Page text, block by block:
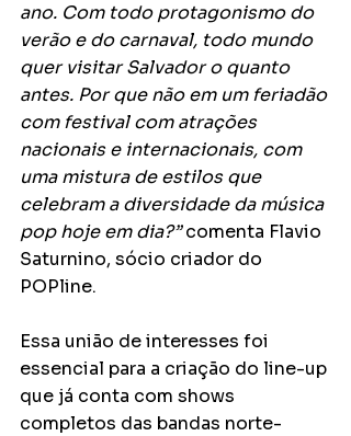
ano. Com todo protagonismo do
verão e do carnaval, todo mundo
quer visitar Salvador o quanto
antes. Por que não em um feriadão
com festival com atrações
nacionais e internacionais, com
uma mistura de estilos que
celebram a diversidade da música
pop hoje em dia?” comenta Flavio
Saturnino, sócio criador do
POPline.
Essa união de interesses foi
essencial para a criação do line-up
que já conta com shows
completos das bandas norte-